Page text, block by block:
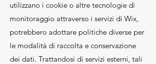
utilizzano i cookie o altre tecnologie di
monitoraggio attraverso i servizi di Wix,
potrebbero adottare politiche diverse per
le modalità di raccolta e conservazione
dei dati. Trattandosi di servizi esterni, tali